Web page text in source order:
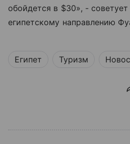
обойдется в $30», - советует
египетскому направлению
Египет Туризм